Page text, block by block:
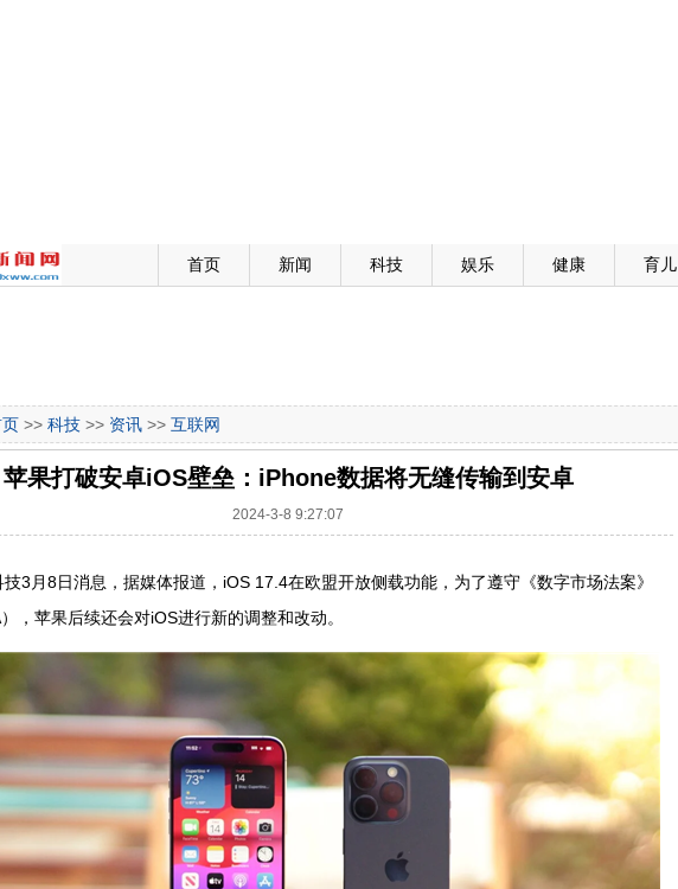
首页 新闻 科技 娱乐 健康 育儿
>> 科技 >> 资讯 >> 互联网
苹果打破安卓iOS壁垒：iPhone数据将无缝传输到安卓
2024-3-8 9:27:07
3月8日消息，据媒体报道，iOS 17.4在欧盟开放侧载功能，为了遵守《数字市场法案》
），苹果后续还会对iOS进行新的调整和改动。